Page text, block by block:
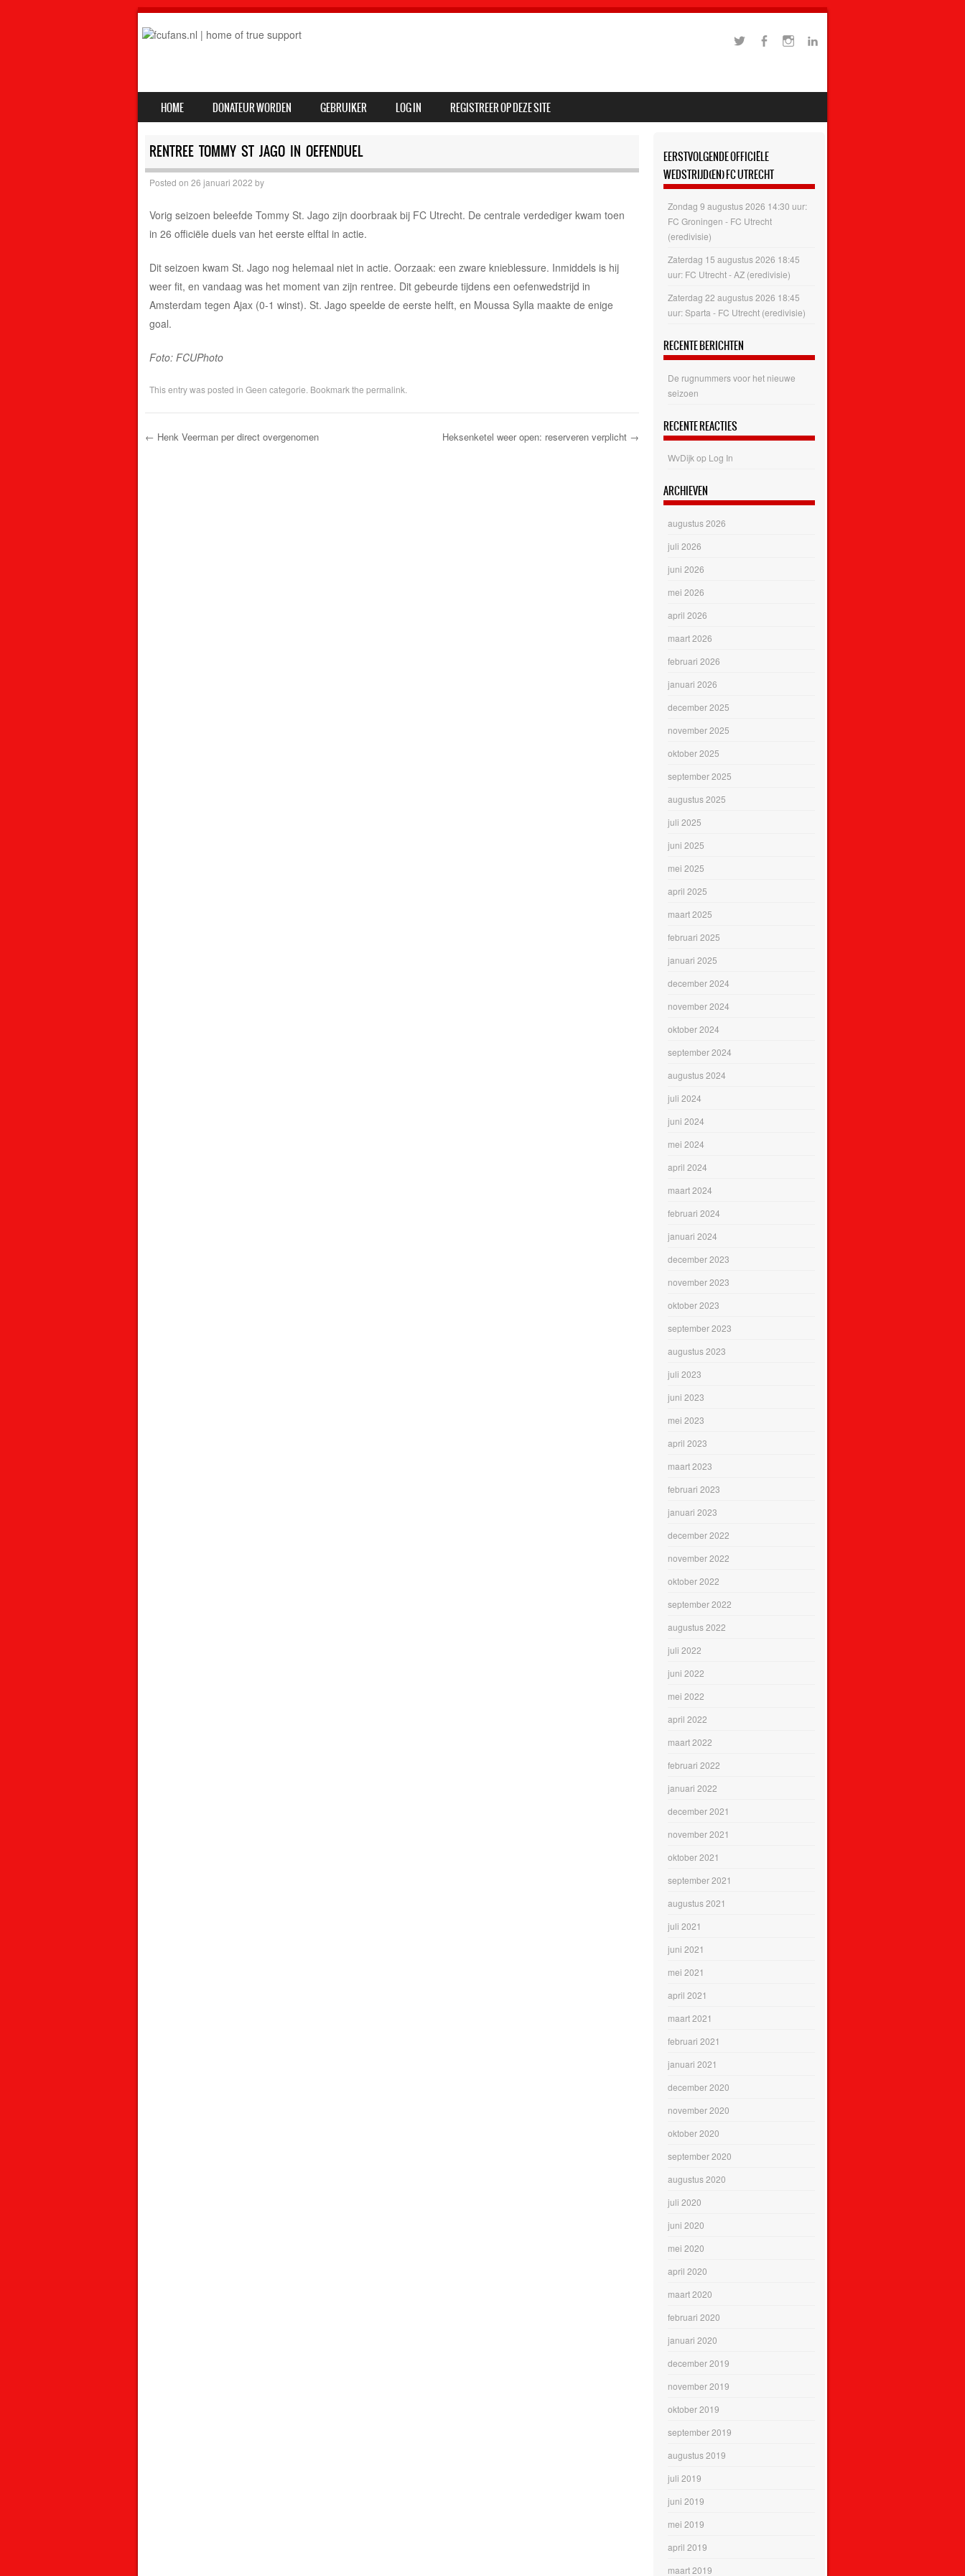
MENU
SKIP TO CONTENT
HOME DONATEUR WORDEN GEBRUIKER LOG IN REGISTREER OP DEZE SITE
RENTREE TOMMY ST JAGO IN OEFENDUEL
Posted on 26 januari 2022 by
Vorig seizoen beleefde Tommy St. Jago zijn doorbraak bij FC Utrecht. De centrale verdediger kwam toen
in 26 officiële duels van het eerste elftal in actie.
Dit seizoen kwam St. Jago nog helemaal niet in actie. Oorzaak: een zware knieblessure. Inmiddels is hij
weer fit, en vandaag was het moment van zijn rentree. Dit gebeurde tijdens een oefenwedstrijd in
Amsterdam tegen Ajax (0-1 winst). St. Jago speelde de eerste helft, en Moussa Sylla maakte de enige
goal.
Foto: FCUPhoto
This entry was posted in Geen categorie . Bookmark the permalink
← Henk Veerman per direct overgenomen Heksenketel weer open: reserveren verplicht →
EERSTVOLGENDE OFFICIËLE
WEDSTRIJD(EN) FC UTRECHT
Zondag 9 augustus 2026 14:30 uur:
FC Groningen - FC Utrecht
(eredivisie)
Zaterdag 15 augustus 2026 18:45
uur: FC Utrecht - AZ (eredivisie)
Zaterdag 22 augustus 2026 18:45
uur: Sparta - FC Utrecht (eredivisie)
RECENTE BERICHTEN
De rugnummers voor het nieuwe
seizoen
RECENTE REACTIES
WvDijk op Log In
ARCHIEVEN
augustus 2026
juli 2026
juni 2026
mei 2026
april 2026
maart 2026
februari 2026
januari 2026
december 2025
november 2025
oktober 2025
september 2025
augustus 2025
juli 2025
juni 2025
mei 2025
april 2025
maart 2025
februari 2025
januari 2025
december 2024
november 2024
oktober 2024
september 2024
augustus 2024
juli 2024
juni 2024
mei 2024
april 2024
maart 2024
februari 2024
januari 2024
december 2023
november 2023
oktober 2023
september 2023
augustus 2023
juli 2023
juni 2023
mei 2023
april 2023
maart 2023
februari 2023
januari 2023
december 2022
november 2022
oktober 2022
september 2022
augustus 2022
juli 2022
juni 2022
mei 2022
april 2022
maart 2022
februari 2022
januari 2022
december 2021
november 2021
oktober 2021
september 2021
augustus 2021
juli 2021
juni 2021
mei 2021
april 2021
maart 2021
februari 2021
januari 2021
december 2020
november 2020
oktober 2020
september 2020
augustus 2020
juli 2020
juni 2020
mei 2020
april 2020
maart 2020
februari 2020
januari 2020
december 2019
november 2019
oktober 2019
september 2019
augustus 2019
juli 2019
juni 2019
mei 2019
april 2019
maart 2019